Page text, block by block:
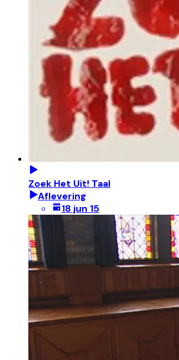
Zoek Het Uit! Taal
Aflevering
18 jun 15